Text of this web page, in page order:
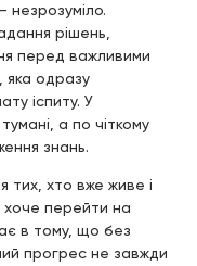
незрозуміло.
рішень,
перед важливими
яка одразу
іспиту. У
а по чіткому
знань.
тих, хто вже живе і
перейти на
в тому, що без
прогрес не завжди